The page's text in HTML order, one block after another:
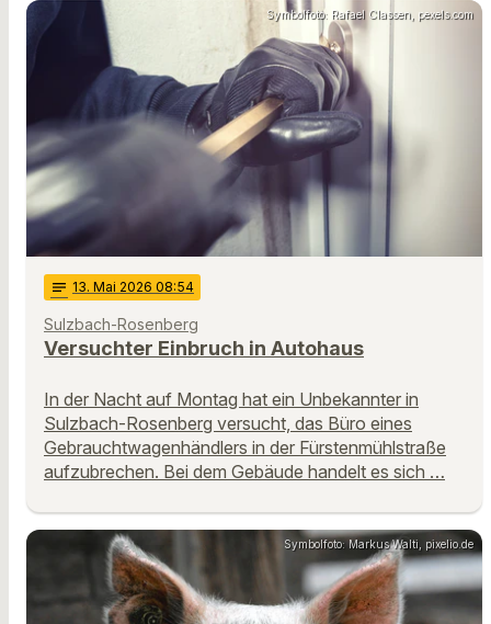
Symbolfoto: Rafael Classen, pexels.com
notes 13. Mai 2026 08:54
Sulzbach-Rosenberg
Versuchter Einbruch in Autohaus
In der Nacht auf Montag hat ein Unbekannter in
Sulzbach-Rosenberg versucht, das Büro eines
Gebrauchtwagenhändlers in der Fürstenmühlstraße
aufzubrechen. Bei dem Gebäude handelt es sich …
Symbolfoto: Markus Walti, pixelio.de